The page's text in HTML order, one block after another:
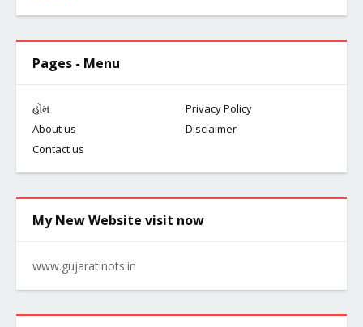
Pages - Menu
હોમ
Privacy Policy
About us
Disclaimer
Contact us
My New Website visit now
www.gujaratinots.in